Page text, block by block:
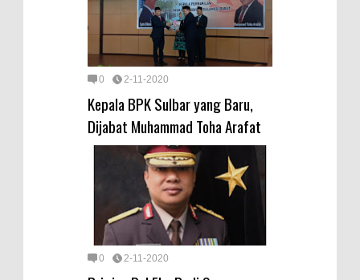
0 2-11-2020
Kepala BPK Sulbar yang Baru,
Dijabat Muhammad Toha Arafat
0 2-11-2020